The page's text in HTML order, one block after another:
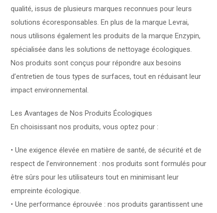
qualité, issus de plusieurs marques reconnues pour leurs
solutions écoresponsables. En plus de la marque Levrai,
nous utilisons également les produits de la marque Enzypin,
spécialisée dans les solutions de nettoyage écologiques.
Nos produits sont conçus pour répondre aux besoins
d’entretien de tous types de surfaces, tout en réduisant leur
impact environnemental.
Les Avantages de Nos Produits Écologiques
En choisissant nos produits, vous optez pour :
• Une exigence élevée en matière de santé, de sécurité et de
respect de l’environnement : nos produits sont formulés pour
être sûrs pour les utilisateurs tout en minimisant leur
empreinte écologique.
• Une performance éprouvée : nos produits garantissent une